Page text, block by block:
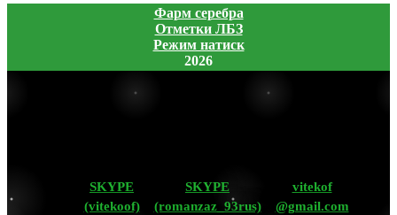
Фарм серебра
Отметки ЛБЗ
Режим натиск
2026
SKYPE
(vitekoof)
SKYPE
(romanzaz_93rus)
vitekof
@gmail.com